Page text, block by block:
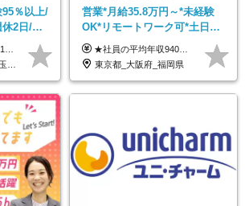
％以上/
2日/月
賞与年2
ー ：4160万円
県_鹿児島県_沖縄県
営業*月給35.8万円～*未経験
OK*リモートワーク可*土日祝
休み*年休123日以上*転職者全
員が収入UP
★社員の平均年収940万円（※2025年11月時点） ★転職者は全員収入アップを実現 ★入社半年で昇給した実績あり！ 【営業未経験】 月給35万8,000円～（固定残業代含む）＋インセンティブ ＋賞与年2回 【管理職候補】 月給40万円～100万円＋インセンティブ＋賞与年2回 ※固定残業代は、時間外労働の有無にかかわらず月25時間分（月5万8,000円～）を支給します。 ※上記を超える時間外労働分は、別途追加で支給します。 ＼月給額が高い理由について／ 当社が扱うのは、1件あたり100万円以上となる高単価な金融商品です。 そのため月給ベースも高く設定して社員に還元しています。 ＜試用期間中の給与＞※営業未経験の方 試用期間2カ月あり。 月給25万円＋営業手当5万円（資格取得後より日割り支給） ※残業代は別途全額支給します。 ※その他の待遇に差異はありません。 ★時短勤務も可能です ・7時間勤務：月給26万2,500円～＋インセンティブ＋賞与（年2回） ・6時間勤務：月給24万円～＋インセンティブ＋賞与（年2回） （時短勤務例）9:00-16:00、10:00-17:00など
東京都_大阪府_福岡県